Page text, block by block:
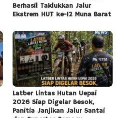
Berhasil Taklukkan Jalur
Ekstrem HUT ke-12 Muna Barat
Latber Lintas Hutan Uepai
2026 Siap Digelar Besok,
Panitia Janjikan Jalur Santai